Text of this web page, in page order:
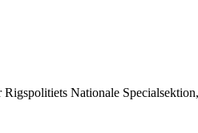
Nationale